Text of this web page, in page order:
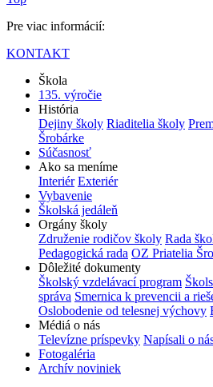
Pre viac informácií:
KONTAKT
Škola
135. výročie
História
Dejiny školy Riaditelia školy
Šrobárke
Súčasnosť
Ako sa meníme
Interiér Exteriér
Vybavenie
Školská jedáleň
Orgány školy
Združenie rodičov školy Rada
Pedagogická rada OZ Priatelia
Dôležité dokumenty
Školský vzdelávací program
správa Smernica k prevencii a
Oslobodenie od telesnej výchovy
Médiá o nás
Televízne príspevky Napísali o
Fotogaléria
Archív noviniek